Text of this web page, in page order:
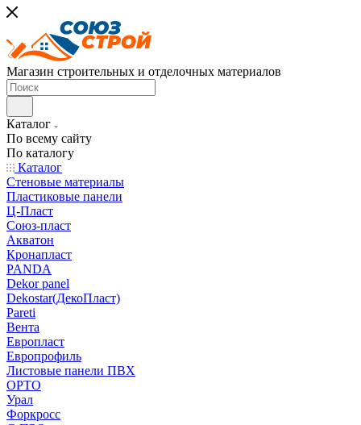
Магазин строительных и отделочных материалов
Каталог
По всему сайту
По каталогу
Каталог
Стеновые материалы
Пластиковые панели
Ц-Пласт
Союз-пласт
Акватон
Кронапласт
PANDA
Dekor panel
Dekostar(ДекоПласт)
Pareti
Вента
Европласт
Европрофиль
Листовые панели ПВХ
ОРТО
Урал
Форкросс